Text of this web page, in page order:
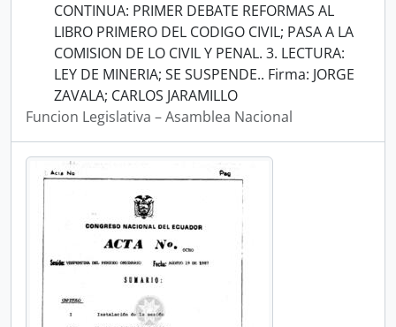
CONTINUA: PRIMER DEBATE REFORMAS AL
LIBRO PRIMERO DEL CODIGO CIVIL; PASA A LA
COMISION DE LO CIVIL Y PENAL. 3. LECTURA:
LEY DE MINERIA; SE SUSPENDE.. Firma: JORGE
ZAVALA; CARLOS JARAMILLO
Funcion Legislativa – Asamblea Nacional